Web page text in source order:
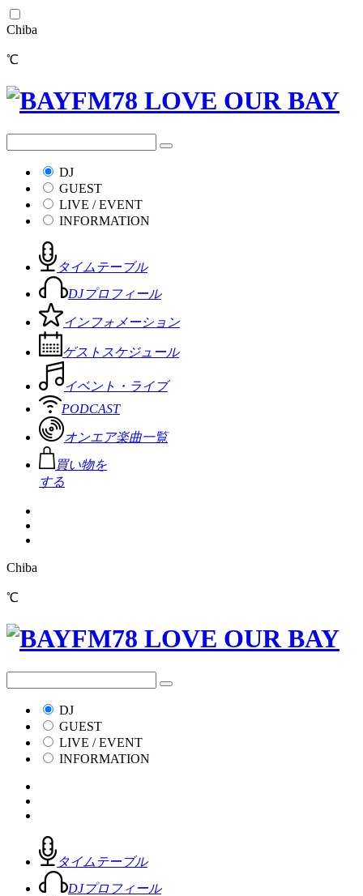
Chiba
℃
DJ
GUEST
LIVE / EVENT
INFORMATION
タイムテーブル
DJプロフィール
インフォメーション
ゲストスケジュール
イベント・ライブ
PODCAST
オンエア楽曲一覧
買い物を
する
Chiba
℃
DJ
GUEST
LIVE / EVENT
INFORMATION
タイムテーブル
DJプロフィール